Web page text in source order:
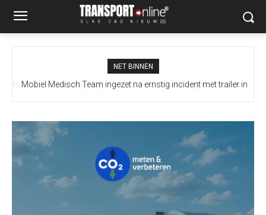
NET BINNEN
Mobiel Medisch Team ingezet na ernstig incident met trailer in